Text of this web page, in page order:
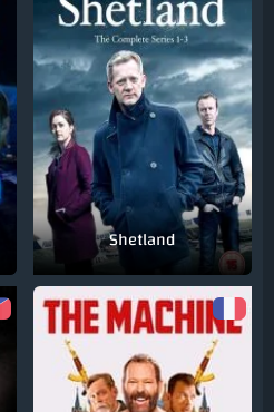
Shetland